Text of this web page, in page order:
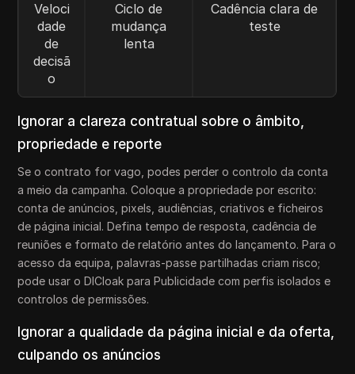
Veloci
dade
de
decisã
o
Ciclo de
mudança
lenta
Cadência clara de
teste
Ignorar a clareza contratual sobre o âmbito,
propriedade e reporte
Se o contrato for vago, podes perder o controlo da conta
a meio da campanha. Coloque a propriedade por escrito:
conta de anúncios, pixels, audiências, criativos e ficheiros
de página inicial. Defina tempo de resposta, cadência de
reuniões e formato de relatório antes do lançamento. Para o
acesso da equipa, palavras-passe partilhadas criam risco;
pode usar o DICloak para Publicidade com perfis isolados e
controlos de permissões.
Ignorar a qualidade da página inicial e da oferta,
culpando os anúncios